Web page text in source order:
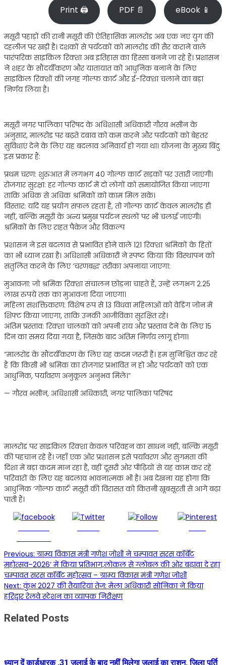
Print 🖨 PDF 📄 eBook 📱
मसूरी पहाड़ों की रानी मसूरी की ऐतिहासिक मालरोड अब एक नए युग की
दहलीज पर खड़ी है। दशकों से पर्यटकों को मालरोड की सैर कराने वाले
पारंपरिक साइकिल रिक्शा अब इतिहास का हिस्सा बनने जा रहे हैं। प्रशासन
ने शहर के सौंदर्यीकरण और यातायात को आधुनिक बनाने के लिए
साइकिल रिक्शों की जगह गोल्फ कार्ट और ई-रिक्शा चलाने का बड़ा
निर्णय लिया है।
​मसूरी नगर पालिका परिषद के अधिशासी अधिकारी गौरव भसीन के
अनुसार, मालरोड पर बढ़ते दबाव को कम करने और पर्यटकों को बेहतर
सुविधाएं देने के लिए यह बदलाव अनिवार्य हो गया था। योजना के मुख्य बिंदु
इस प्रकार हैं:
​प्रथम चरण: शुरुआत में लगभग 40 गोल्फ कार्ट सड़कों पर उतारी जाएंगी।
​रोजगार सुरक्षा: हर गोल्फ कार्ट में दो लोगों को समायोजित किया जाएगा
ताकि अधिक से अधिक श्रमिकों को काम मिल सके।
​विस्तार: यदि यह प्रयोग सफल रहता है, तो गोल्फ कार्ट केवल मालरोड ही
नहीं, बल्कि मसूरी के अन्य प्रमुख पर्यटन स्थलों पर भी चलाई जाएंगी।
​श्रमिकों के लिए राहत पैकेज और विकल्प
​प्रशासन ने इस बदलाव से प्रभावित होने वाले 121 रिक्शा श्रमिकों के हितों
का भी ध्यान रखा है। अधिशासी अधिकारी ने स्पष्ट किया कि विस्थापन को
संतुलित करने के लिए ‘चरणबद्ध’ तरीका अपनाया जाएगा:
​मुआवजा: जो श्रमिक रिक्शा संचालन छोड़ना चाहते हैं, उन्हें लगभग 2.25
लाख रुपये तक का मुआवजा दिया जाएगा।
​महिला सशक्तिकरण: विशेष रूप से 13 विधवा महिलाओं को वेडिंग जोन में
शिफ्ट किया जाएगा, ताकि उनकी आजीविका सुरक्षित रहे।
​अंतिम प्रस्ताव: रिक्शा चालकों को अपनी राय और प्रस्ताव देने के लिए 15
दिन का समय दिया गया है, जिसके बाद अंतिम निर्णय लागू होगा।
​”मालरोड के सौंदर्यीकरण के लिए यह कदम जरूरी है। हम सुनिश्चित कर रहे
हैं कि किसी भी श्रमिक का रोजगार प्रभावित न हो और पर्यटकों को एक
आधुनिक, पर्यावरण अनुकूल अनुभव मिले।”
— गौरव भसीन, अधिशासी अधिकारी, नगर पालिका परिषद
​मालरोड पर साइकिल रिक्शा केवल परिवहन का साधन नहीं, बल्कि मसूरी
की पहचान रहे हैं। जहाँ एक ओर प्रशासन इसे पर्यावरण और सुगमता की
दिशा में बड़ा कदम मान रहा है, वहीं दूसरी ओर पीढ़ियों से यह काम कर रहे
परिवारों के लिए यह बदलाव भावनात्मक भी है। अब देखना यह होगा कि
आधुनिक ‘गोल्फ कार्ट’ मसूरी की विरासत को कितनी खूबसूरती से आगे बढ़ा
पाती हैं।
Post
navigation
Previous: ग्राम्य विकास मंत्री गणेश जोशी ने चम्पावत सरस कॉर्बेट
महोत्सव–2026’ में किया प्रतिभाग,लोकल से ग्लोबल की ओर बढ़ावा दे रहा
चम्पावत सरस कॉर्बेट महोत्सव – ग्राम्य विकास मंत्री गणेश जोशी
Next: कुंभ 2027 की तैयारियां तेज: मेला अधिकारी सोनिका ने किया
हरिद्वार रेलवे स्टेशन का व्यापक निरीक्षण
Related Posts
ध्यान दें कार्डधारक ,31 जुलाई के बाद नहीं मिलेगा जुलाई का राशन, जिला पूर्ति